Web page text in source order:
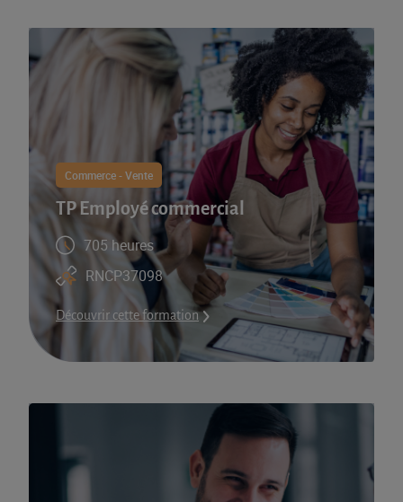
Commerce - Vente
TP Employé commercial
705 heures
RNCP37098
Découvrir cette formation